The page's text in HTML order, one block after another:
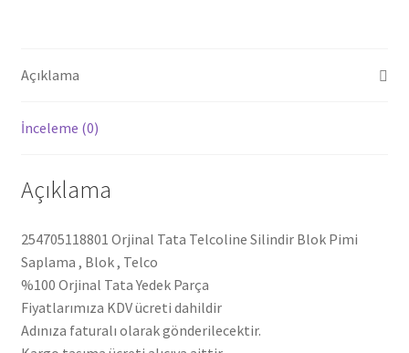
Açıklama
İnceleme (0)
Açıklama
254705118801 Orjinal Tata Telcoline Silindir Blok Pimi
Saplama , Blok , Telco
%100 Orjinal Tata Yedek Parça
Fiyatlarımıza KDV ücreti dahildir
Adınıza faturalı olarak gönderilecektir.